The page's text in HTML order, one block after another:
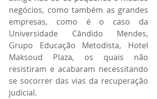
negócios, como também as grandes
empresas, como é o caso da
Universidade Cândido Mendes,
Grupo Educação Metodista, Hotel
Maksoud Plaza, os quais não
resistiram e acabaram necessitando
se socorrer das vias da recuperação
judicial.